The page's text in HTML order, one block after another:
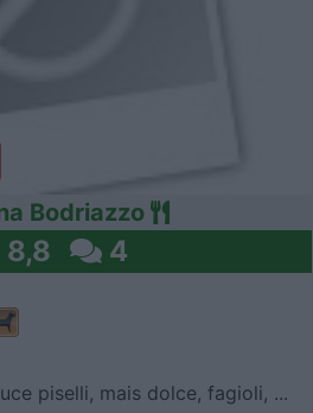
Bodriazzo
8,8 4
piselli, mais dolce, fagioli, ...